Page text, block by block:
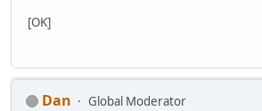
[OK]
Dan
Global Moderator